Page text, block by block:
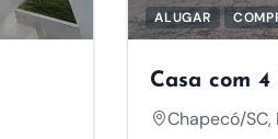
ALUGAR
Casa com
Chapecó/